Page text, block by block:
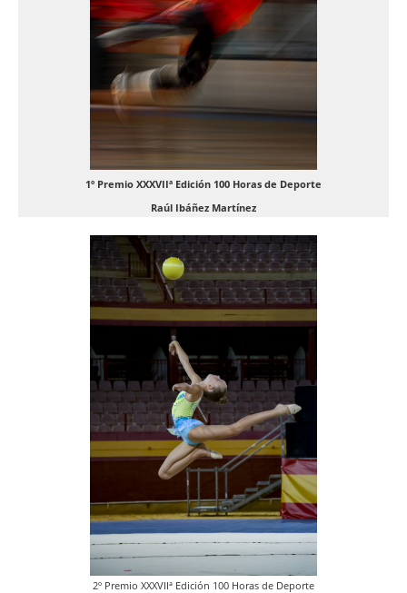
1º Premio XXXVIIª Edición 100 Horas de Deporte
Raúl Ibáñez Martínez
2º Premio XXXVIIª Edición 100 Horas de Deporte